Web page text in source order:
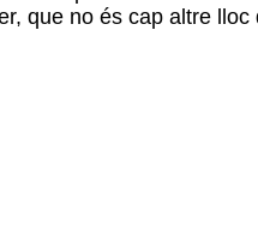
que no és cap altre